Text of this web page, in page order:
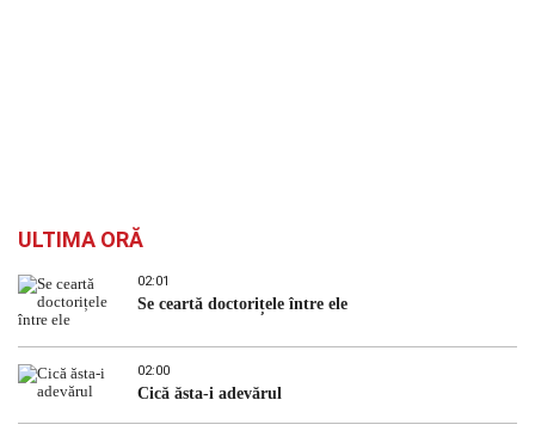
ULTIMA ORĂ
02:01
Se ceartă doctorițele între ele
02:00
Cică ăsta-i adevărul